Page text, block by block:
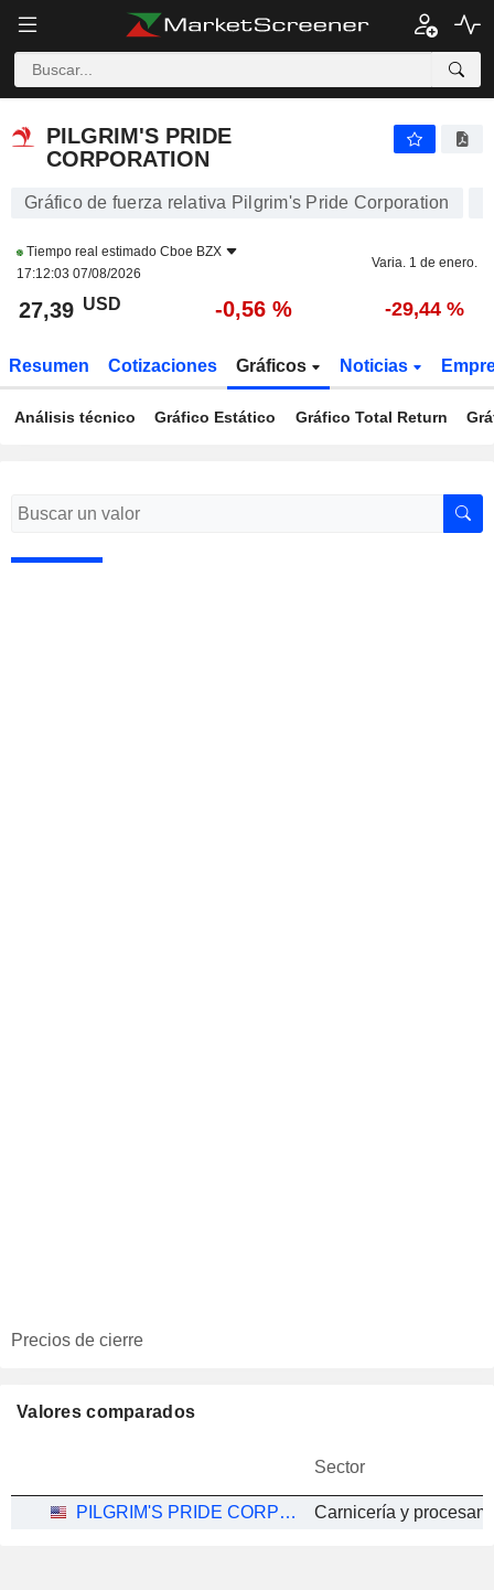
PILGRIM'S PRIDE
CORPORATION
Gráfico de fuerza relativa Pilgrim's Pride Corporation
Tiempo real estimado Cboe BZX
17:12:03 07/08/2026
Varia. 1 de enero.
27,39 USD -0,56 % -29,44 %
Resumen Cotizaciones Gráficos Noticias
Análisis técnico Gráfico Estático Gráfico Total Return
Precios de cierre
Valores comparados
Sector
PILGRIM'S PRIDE CORPORATION